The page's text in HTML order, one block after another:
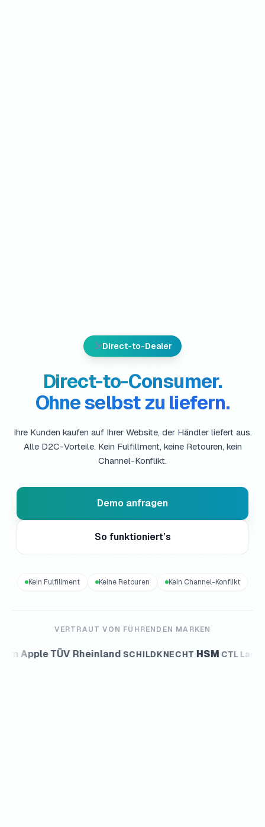
Direct-to-Dealer
Direct-to-Consumer.
Ohne selbst zu liefern.
Ihre Kunden kaufen auf Ihrer Website, der Händler liefert aus.
Alle D2C-Vorteile. Kein Fulfillment, keine Retouren, kein
Channel-Konflikt.
Demo anfragen
So funktioniert’s
Kein Fulfillment Keine Retouren Kein Channel-Konflikt
VERTRAUT VON FÜHRENDEN MARKEN
· TÜV Rheinland·SCHILDKNECHT·HSM·CTL Lang·Old